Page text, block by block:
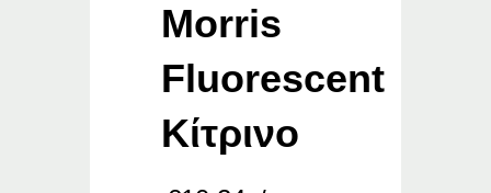
Morris
Fluorescent
Κίτρινο